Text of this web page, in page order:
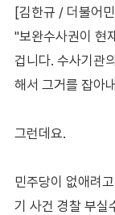
[김한규 / 더불어
"보완수사권이 현
겁니다. 수사기관
해서 그거를 잡아
그런데요.
민주당이 없애려
기 사건 경찰 부실